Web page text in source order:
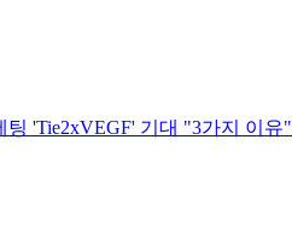
팅 'Tie2xVEGF' 기대 "3가지 이유"